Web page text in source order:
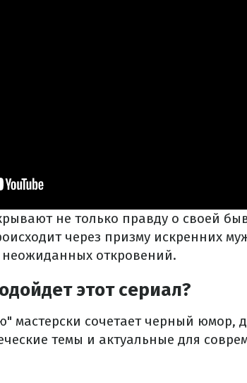
не только правду о своей
через призму искренних
откровений.
этот сериал?
мастерски сочетает черный юмор,
темы и актуальные для